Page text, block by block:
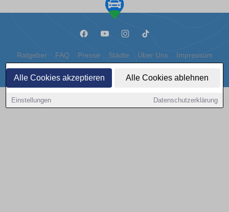
Alle Cookies akzeptieren Alle Cookies ablehnen
Einstellungen Datenschutzerklärung
Ratgeber FAQ Presse Städte Über Uns Impressum
Datenschutz Cookies
Copyright © 2000 - 2026 | 1A Infosysteme GmbH | Content by: 1a-sites-autos